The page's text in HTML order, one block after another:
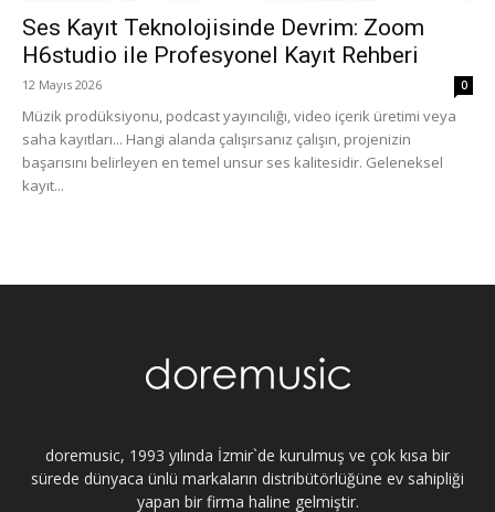
Ses Kayıt Teknolojisinde Devrim: Zoom
H6studio ile Profesyonel Kayıt Rehberi
12 Mayıs 2026 0
Müzik prodüksiyonu, podcast yayıncılığı, video içerik üretimi veya
saha kayıtları... Hangi alanda çalışırsanız çalışın, projenizin
başarısını belirleyen en temel unsur ses kalitesidir. Geleneksel
kayıt...
doremusic, 1993 yılında İzmir`de kurulmuş ve çok kısa bir
sürede dünyaca ünlü markaların distribütörlüğüne ev sahipliği
yapan bir firma haline gelmiştir.